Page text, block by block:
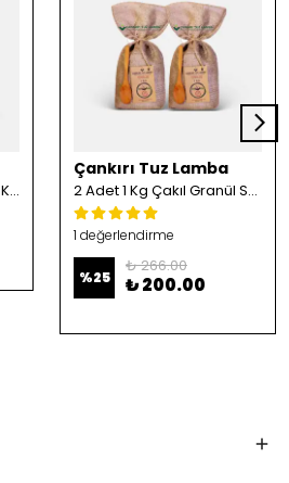
10 Kg Öğütülmüş Çankırı Kristal Kaya Tuzu
Çankırı Tuz Lamba
2 Adet 1 Kg Çakıl Granül Sofrada Öğütme Tuzu
1 değerlendirme
%25
₺ 266.00
₺ 200.00